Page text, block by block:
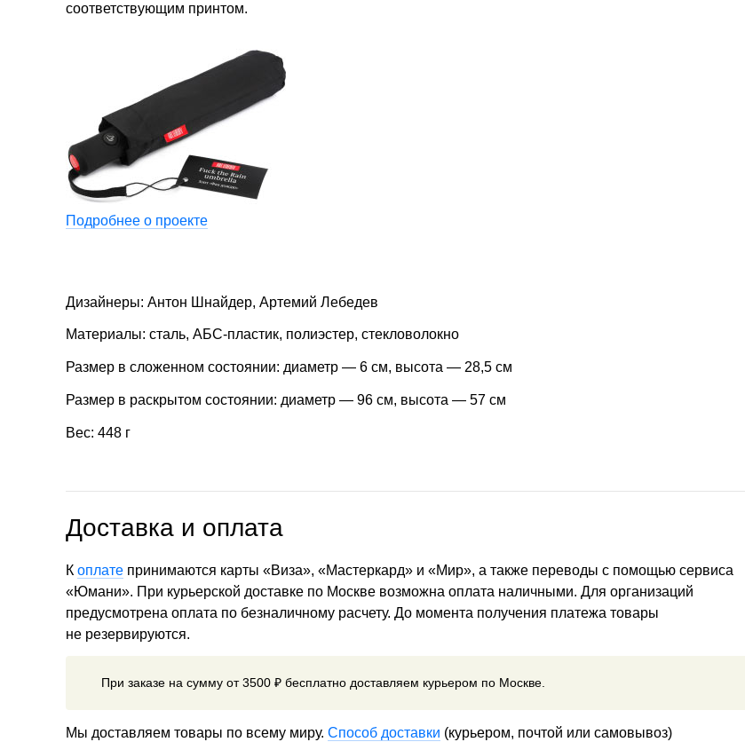
соответствующим принтом.
Подробнее о проекте
Дизайнеры: Антон Шнайдер, Артемий Лебедев
Материалы: сталь, АБС-пластик, полиэстер, стекловолокно
Размер в сложенном состоянии: диаметр — 6 см, высота — 28,5 см
Размер в раскрытом состоянии: диаметр — 96 см, высота — 57 см
Вес: 448 г
Доставка и оплата
К оплате принимаются карты «Виза», «Мастеркард» и «Мир», а также переводы с помощью сервиса
«Юмани». При курьерской доставке по Москве возможна оплата наличными. Для организаций
предусмотрена оплата по безналичному расчету. До момента получения платежа товары
не резервируются.
При заказе на сумму от 3500 ₽ бесплатно доставляем курьером по Москве.
Мы доставляем товары по всему миру. Способ доставки (курьером, почтой или самовывоз)